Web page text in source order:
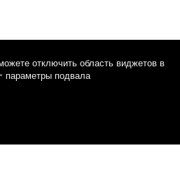
отключить область виджетов в
параметры подвала